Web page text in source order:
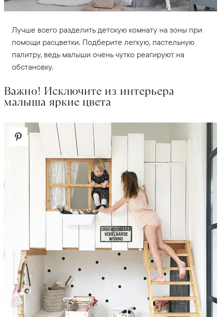
Лучше всего разделить детскую комнату на зоны при
помощи расцветки. Подберите легкую, пастельную
палитру, ведь малыши очень чутко реагируют на
обстановку.
Важно! Исключите из интерьера
малыша яркие цвета